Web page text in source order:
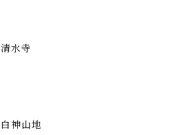
清水寺
白神山地